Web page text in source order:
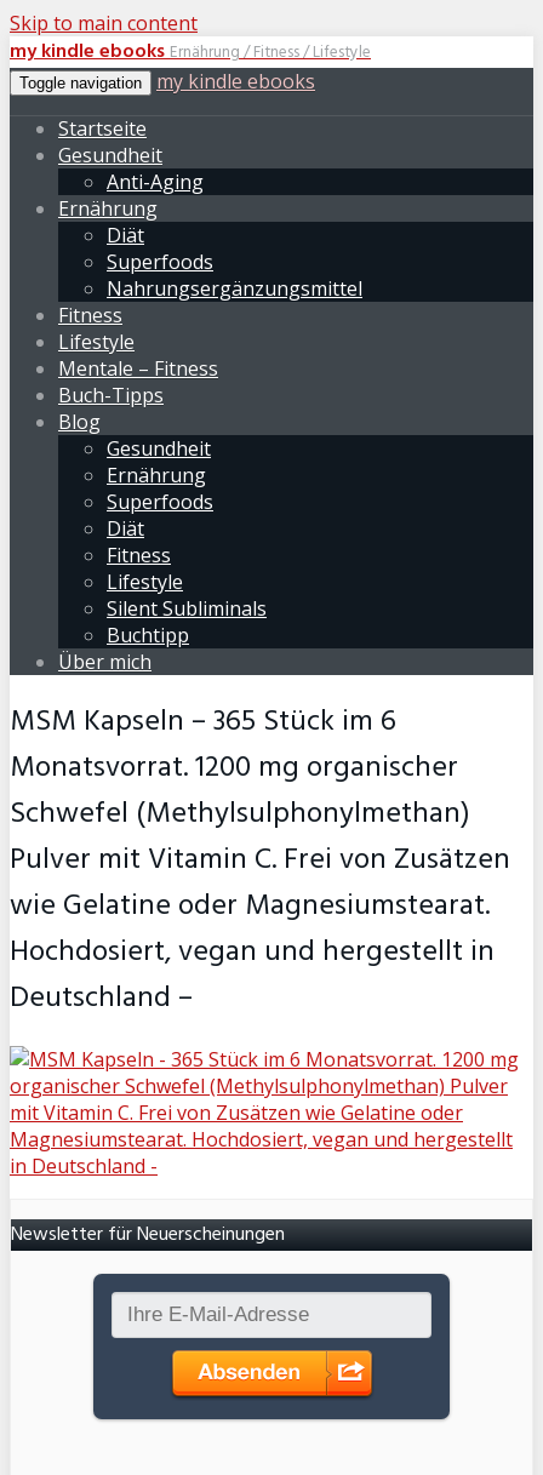
Skip to main content
my kindle ebooksErnährung / Fitness / Lifestyle
Toggle navigation
my kindle ebooks
Startseite
Gesundheit
Anti-Aging
Ernährung
Diät
Superfoods
Nahrungsergänzungsmittel
Fitness
Lifestyle
Mentale – Fitness
Buch-Tipps
Blog
Gesundheit
Ernährung
Superfoods
Diät
Fitness
Lifestyle
Silent Subliminals
Buchtipp
Über mich
MSM Kapseln – 365 Stück im 6
Monatsvorrat. 1200 mg organischer
Schwefel (Methylsulphonylmethan)
Pulver mit Vitamin C. Frei von Zusätzen
wie Gelatine oder Magnesiumstearat.
Hochdosiert, vegan und hergestellt in
Deutschland –
Newsletter für Neuerscheinungen